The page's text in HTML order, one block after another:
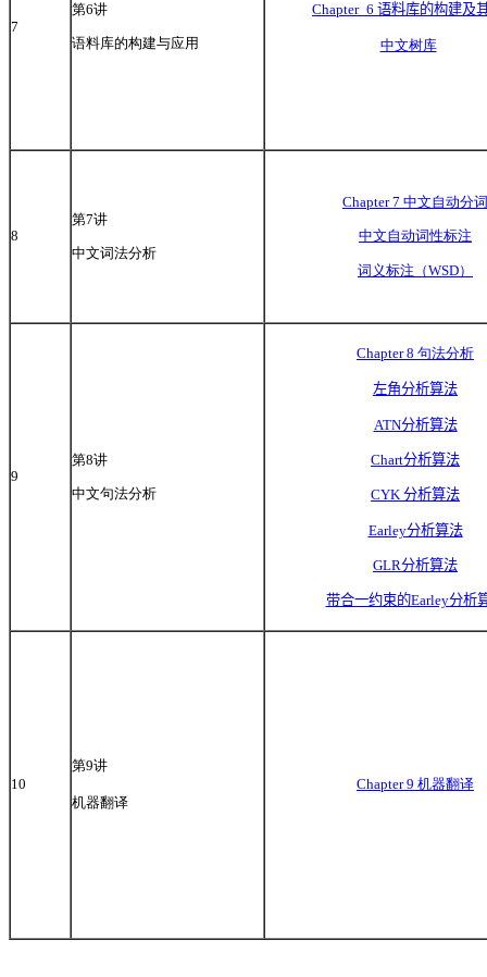
7
第6讲
语料库的构建与应用
Chapter_6 语料库的构建及
中文树库
8
第7讲
中文词法分析
Chapter 7 中文自动分词
中文自动词性标注
词义标注（WSD）
9
第8讲
中文句法分析
Chapter 8 句法分析
左角分析算法
ATN分析算法
Chart分析算法
CYK 分析算法
Earley分析算法
GLR分析算法
带合一约束的Earley分析
10
第9讲
机器翻译
Chapter 9 机器翻译